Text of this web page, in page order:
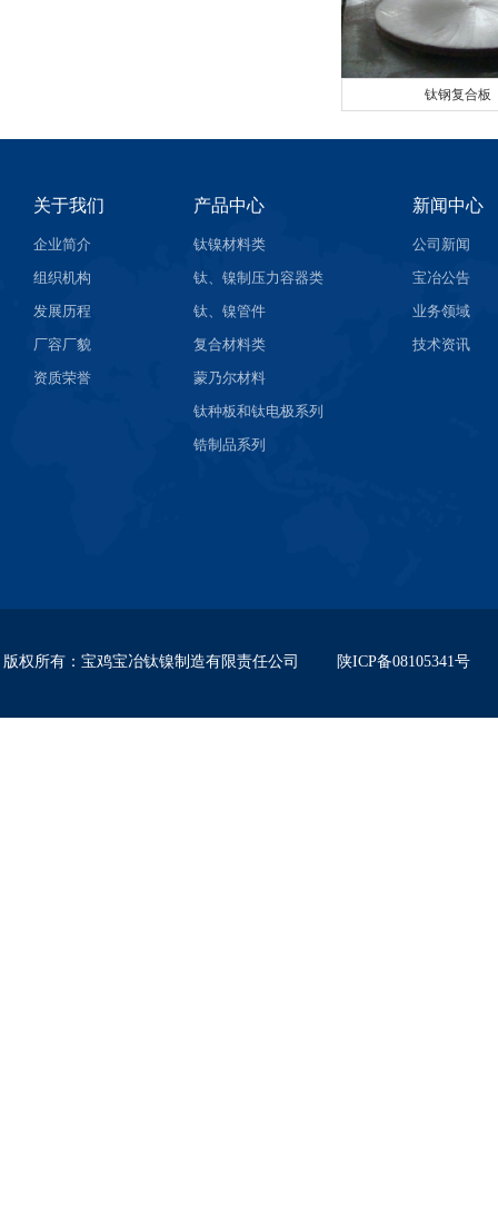
钛钢复合板
关于我们
企业简介
组织机构
发展历程
厂容厂貌
资质荣誉
产品中心
钛镍材料类
钛、镍制压力容器类
钛、镍管件
复合材料类
蒙乃尔材料
钛种板和钛电极系列
锆制品系列
新闻中心
公司新闻
宝冶公告
业务领域
技术资讯
版权所有： 宝鸡宝冶钛镍制造有限责任公司 陕ICP备08105341号